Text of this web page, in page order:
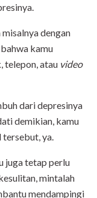
dengan
kamu
telepon, atau video
dari depresinya
demikian, kamu
ya.
juga tetap perlu
mintalah
mendampingi